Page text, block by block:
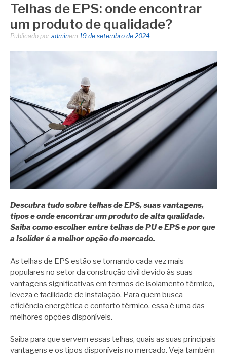
Telhas de EPS: onde encontrar
um produto de qualidade?
Publicado por adminem 19 de setembro de 2024
Descubra tudo sobre telhas de EPS, suas vantagens,
tipos e onde encontrar um produto de alta qualidade.
Saiba como escolher entre telhas de PU e EPS e por que
a Isolíder é a melhor opção do mercado.
As telhas de EPS estão se tornando cada vez mais
populares no setor da construção civil devido às suas
vantagens significativas em termos de isolamento térmico,
leveza e facilidade de instalação. Para quem busca
eficiência energética e conforto térmico, essa é uma das
melhores opções disponíveis.
Saiba para que servem essas telhas, quais as suas principais
vantagens e os tipos disponíveis no mercado. Veja também